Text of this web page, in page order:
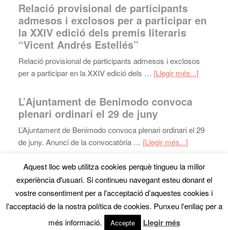
Relació provisional de participants
admesos i exclosos per a participar en
la XXIV edició dels premis literaris
“Vicent Andrés Estellés”
Relació provisional de participants admesos i exclosos
per a participar en la XXIV edició dels … [Llegir més...]
L’Ajuntament de Benimodo convoca
plenari ordinari el 29 de juny
L’Ajuntament de Benimodo convoca plenari ordinari el 29
de juny. Anunci de la convocatòria … [Llegir més...]
· Copyright © 2026 · Ajuntament de Benimodo ·
Tel:961818800- Fax: 962993496 ·Avís Legal·disseny
webdenou.com
Aquest lloc web utilitza cookies perquè tingueu la millor
experiència d'usuari. Si continueu navegant esteu donant el
vostre consentiment per a l'acceptació d’aquestes cookies i
l'acceptació de la nostra política de cookies. Punxeu l'enllaç per a
més informació.
Accepte Llegir més